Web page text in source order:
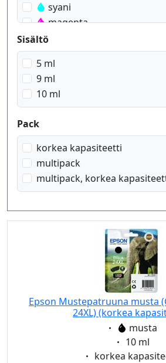
syani
magenta
magenta foto
keltainen
Sisältö
5 ml
9 ml
10 ml
Pack
korkea kapasiteetti
multipack
multipack, korkea
Epson Mustepatruuna musta
24XL) (korkea
Eigenschaft:
musta
Eigenschaft:
10 ml
Eigenschaft:
korkea